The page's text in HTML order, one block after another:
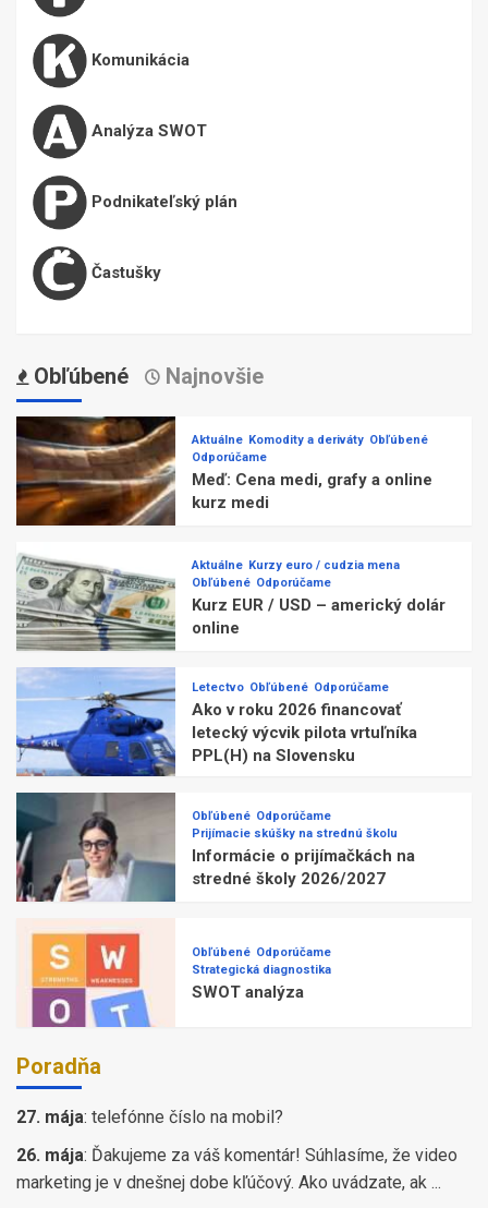
Komunikácia
Analýza SWOT
Podnikateľský plán
Častušky
Obľúbené Najnovšie
Aktuálne Komodity a deriváty Obľúbené
Odporúčame
Meď: Cena medi, grafy a online
kurz medi
Aktuálne Kurzy euro / cudzia mena
Obľúbené Odporúčame
Kurz EUR / USD – americký dolár
online
Letectvo Obľúbené Odporúčame
Ako v roku 2026 financovať
letecký výcvik pilota vrtuľníka
PPL(H) na Slovensku
Obľúbené Odporúčame
Prijímacie skúšky na strednú školu
Informácie o prijímačkách na
stredné školy 2026/2027
Obľúbené Odporúčame
Strategická diagnostika
SWOT analýza
Poradňa
27. mája: telefónne číslo na mobil?
26. mája: Ďakujeme za váš komentár! Súhlasíme, že video
marketing je v dnešnej dobe kľúčový. Ako uvádzate, ak ...